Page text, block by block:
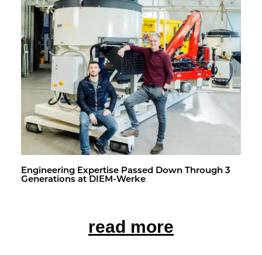
En­gi­neer­ing Ex­per­tise Passed Down Through 3
Gen­er­a­tions at DIEM-Werke
read more